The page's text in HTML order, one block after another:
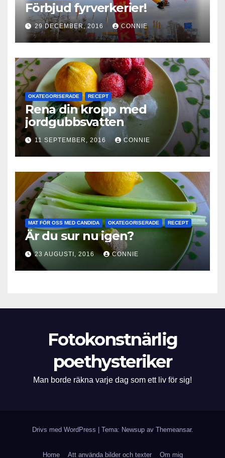
Förbjud fyrverkerier!
29 DECEMBER, 2016 CONNIE
OKATEGORISERADE RECEPT
Rena din kropp med
jordgubbsvatten
11 SEPTEMBER, 2016 CONNIE
MAT FÖR OSS MED CANDIDA OKATEGORISERADE RECEPT
Är du sur nu igen?
23 AUGUSTI, 2016 CONNIE
Fotokonstnärlig
poethysteriker
Man borde räkna varje dag som ett liv för sig!
Drivs med WordPress Tema: Newsup av Themeansar.
Home Att använda bilder och texter Om mig